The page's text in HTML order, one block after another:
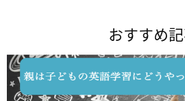
おすすめ